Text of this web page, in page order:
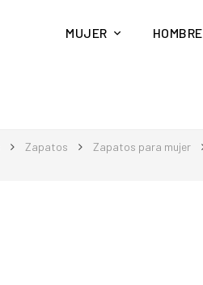
MUJER HOMBRE
Zapatos Zapatos para mujer